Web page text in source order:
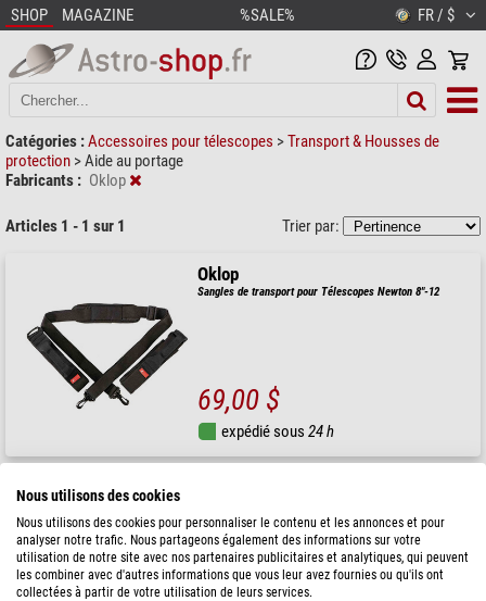
SHOP MAGAZINE %SALE% FR / $
Catégories :Accessoires pour télescopes >Transport & Housses de
protection >Aide au portage
Fabricants : Oklop
Articles 1 - 1 sur 1 Trier par:
Oklop
Sangles de transport pour Télescopes Newton 8"-12
69,00 $
expédié sous24 h
Nous utilisons des cookies
Nous utilisons des cookies pour personnaliser le contenu et les annonces et pour
analyser notre trafic. Nous partageons également des informations sur votre
utilisation de notre site avec nos partenaires publicitaires et analytiques, qui peuvent
les combiner avec d'autres informations que vous leur avez fournies ou qu'ils ont
collectées à partir de votre utilisation de leurs services.